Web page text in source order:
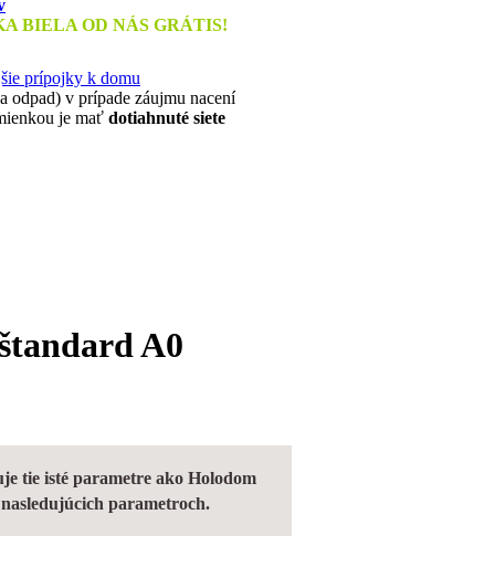
BIELA OD NÁS GRÁTIS!
prípojky k domu
odpad) v prípade záujmu nacení
je mať dotiahnuté siete
A0
tie isté parametre ako Holodom
parametroch.